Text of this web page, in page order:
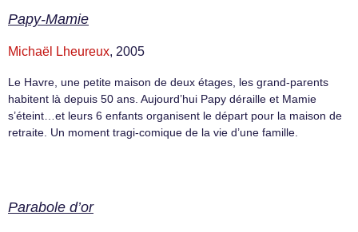
Papy-Mamie
Michaël Lheureux, 2005
Le Havre, une petite maison de deux étages, les grand-parents
habitent là depuis 50 ans. Aujourd’hui Papy déraille et Mamie
s’éteint…et leurs 6 enfants organisent le départ pour la maison de
retraite. Un moment tragi-comique de la vie d’une famille.
Parabole d’or